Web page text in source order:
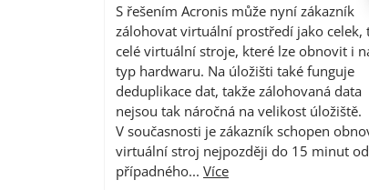
S řešením Acronis může nyní zákazník
zálohovat virtuální prostředí jako celek,
celé virtuální stroje, které lze obnovit i
typ hardwaru. Na úložišti také funguje
deduplikace dat, takže zálohovaná data
nejsou tak náročná na velikost úložiště.
V současnosti je zákazník schopen
virtuální stroj nejpozději do 15 minut od
případného... Více